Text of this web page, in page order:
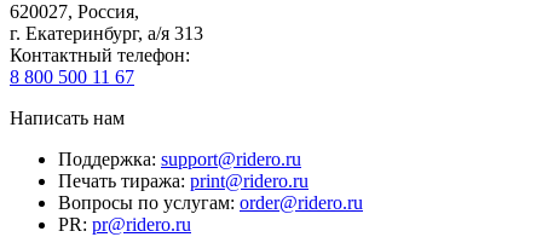
620027, Россия,
г. Екатеринбург, а/я 313
Контактный телефон:
8 800 500 11 67
Написать нам
Поддержка: support@ridero.ru
Печать тиража: print@ridero.ru
Вопросы по услугам: order@ridero.ru
PR: pr@ridero.ru